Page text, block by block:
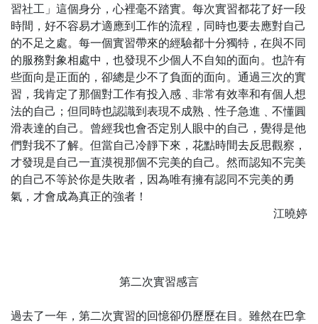
習社工」這個身分，心裡毫不踏實。每次實習都花了好一段
時間，好不容易才適應到工作的流程，同時也要去應對自己
的不足之處。每一個實習帶來的經驗都十分獨特，在與不同
的服務對象相處中，也發現不少個人不自知的面向。也許有
些面向是正面的，卻總是少不了負面的面向。通過三次的實
習，我肯定了那個對工作有投入感﹑非常有效率和有個人想
法的自己；但同時也認識到表現不成熟﹑性子急進﹑不懂圓
滑表達的自己。曾經我也會否定別人眼中的自己，覺得是他
們對我不了解。但當自己冷靜下來，花點時間去反思觀察，
才發現是自己一直漠視那個不完美的自己。然而認知不完美
的自己不等於你是失敗者，因為唯有擁有認同不完美的勇
氣，才會成為真正的強者！
江曉婷
第二次實習感言
過去了一年，第二次實習的回憶卻仍歷歷在目。雖然在巴拿